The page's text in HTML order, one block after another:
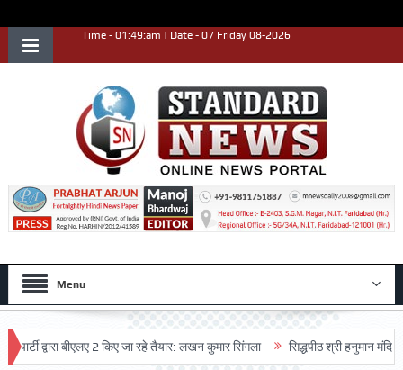
Time - 01:49:am | Date - 07 Friday 08-2026
Menu
द्वारा बीएलए 2 किए जा रहे तैयार: लखन कुमार सिंगला सिद्धपीठ श्री हनुमान मंदिर का